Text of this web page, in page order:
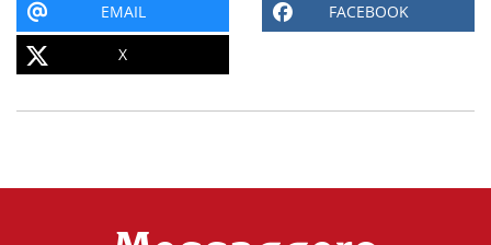
EMAIL FACEBOOK
X